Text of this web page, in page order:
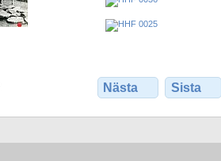
Nästa Sista